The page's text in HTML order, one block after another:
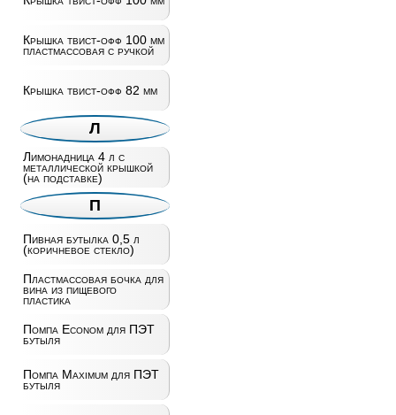
Крышка твист-офф 100 мм
пластмассовая с ручкой
Крышка твист-офф 82 мм
Л
Лимонадница 4 л с
металлической крышкой
(на подставке)
П
Пивная бутылка 0,5 л
(коричневое стекло)
Пластмассовая бочка для
вина из пищевого
пластика
Помпа Econom для ПЭТ
бутыля
Помпа Maximum для ПЭТ
бутыля